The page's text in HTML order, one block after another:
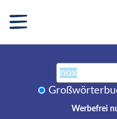
Werbefrei